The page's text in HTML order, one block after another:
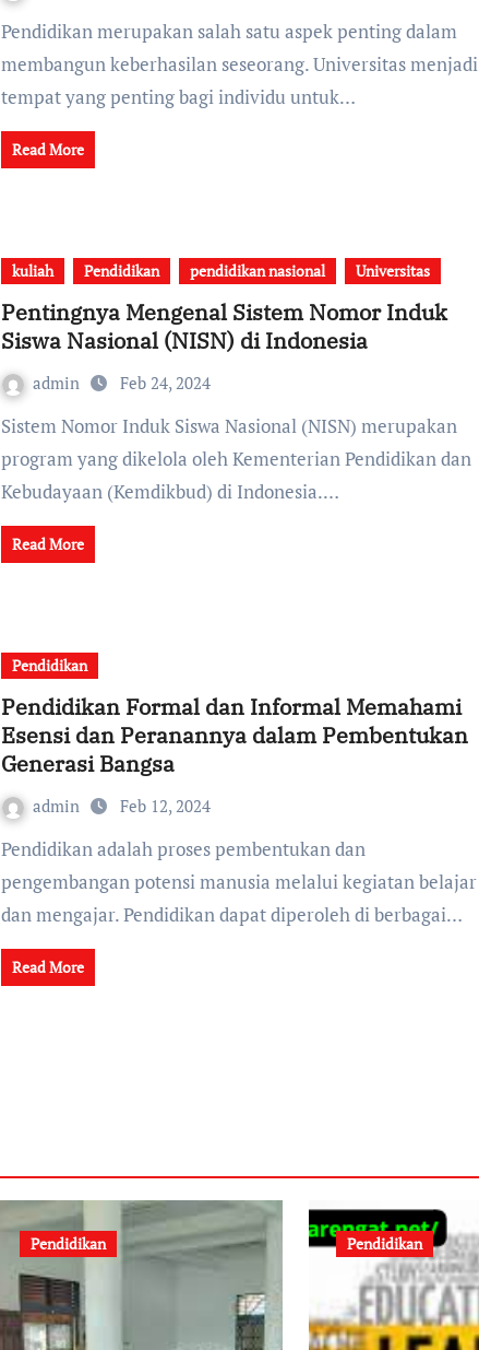
Pendidikan merupakan salah satu aspek penting dalam
membangun keberhasilan seseorang. Universitas menjadi
tempat yang penting bagi individu untuk…
Read More
kuliah Pendidikan pendidikan nasional Universitas
Pentingnya Mengenal Sistem Nomor Induk
Siswa Nasional (NISN) di Indonesia
admin Feb 24, 2024
Sistem Nomor Induk Siswa Nasional (NISN) merupakan
program yang dikelola oleh Kementerian Pendidikan dan
Kebudayaan (Kemdikbud) di Indonesia.…
Read More
Pendidikan
Pendidikan Formal dan Informal Memahami
Esensi dan Peranannya dalam Pembentukan
Generasi Bangsa
admin Feb 12, 2024
Pendidikan adalah proses pembentukan dan
pengembangan potensi manusia melalui kegiatan belajar
dan mengajar. Pendidikan dapat diperoleh di berbagai…
Read More
Pendidikan Pendidikan